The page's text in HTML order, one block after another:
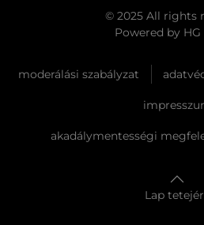
© 2025 All rights
Powered by
moderálási szabályzat
akadálymentességi
Lap